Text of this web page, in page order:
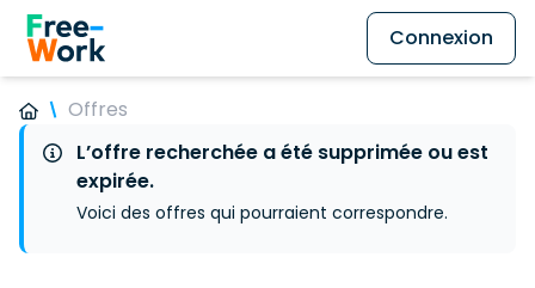
Connexion
Offres
L’offre recherchée a été supprimée ou est
expirée.
Voici des offres qui pourraient correspondre.